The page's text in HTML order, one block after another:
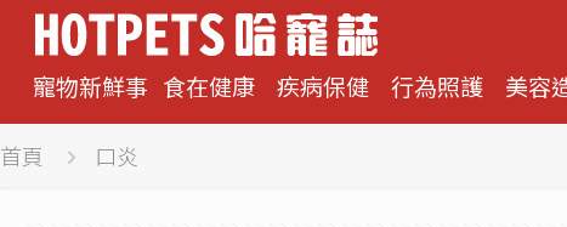
寵物新鮮事 食在健康 疾病保健 行為照護 美容
首頁 口炎